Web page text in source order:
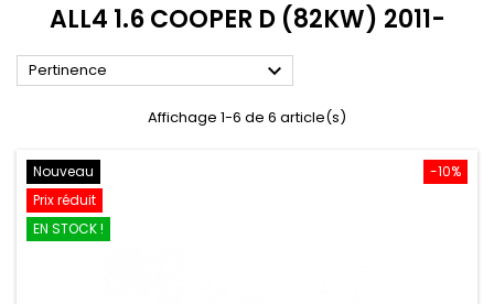
ALL4 1.6 COOPER D (82KW) 2011-
Pertinence 
Affichage 1-6 de 6 article(s)
-10%
Nouveau
Prix réduit
EN STOCK !